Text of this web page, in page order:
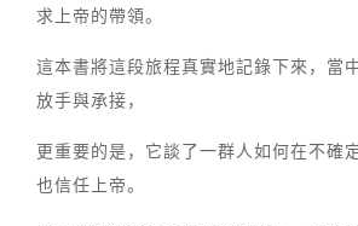
求上帝的帶領。
這本書將這段旅程真實地記錄下來，當
放手與承接，
更重要的是，它談了一群人如何在不確
也信任上帝。